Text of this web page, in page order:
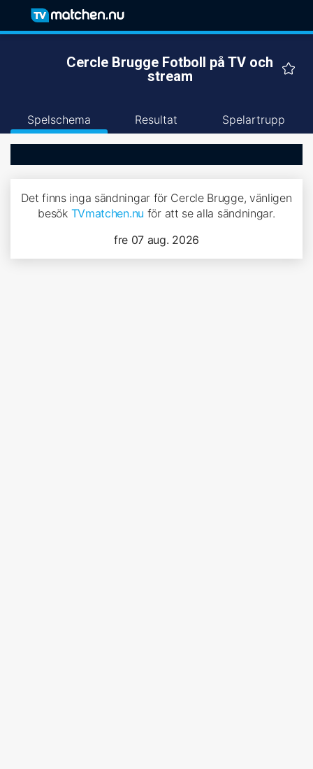
Cercle Brugge Fotboll på TV och
stream
Spelschema Resultat Spelartrupp
Det finns inga sändningar för Cercle Brugge, vänligen
besök TVmatchen.nu för att se alla sändningar.
fre 07 aug. 2026